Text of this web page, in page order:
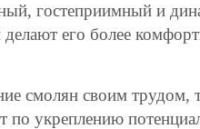
гостеприимный и
делают его более
смолян своим трудом,
по укреплению